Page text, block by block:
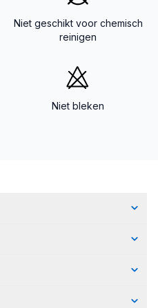
Niet geschikt voor chemisch
reinigen
Niet bleken